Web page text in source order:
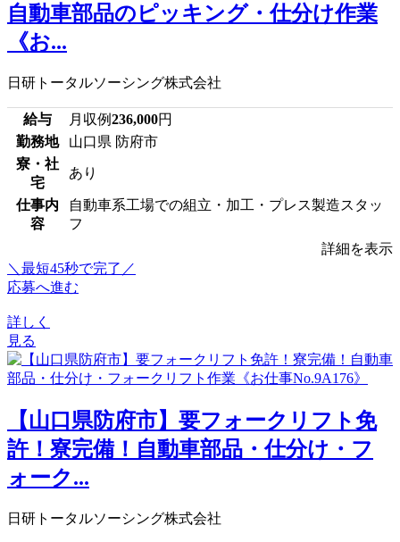
自動車部品のピッキング・仕分け作業
《お...
日研トータルソーシング株式会社
給与 月収例236,000円
勤務地
山口県 防府市
寮・社
宅
あり
仕事内
容
自動車系工場での組立・加工・プレス製造スタッ
フ
詳細を表示
＼最短45秒で完了／
応募へ進む
詳しく
見る
【山口県防府市】要フォークリフト免
許！寮完備！自動車部品・仕分け・フ
ォーク...
日研トータルソーシング株式会社